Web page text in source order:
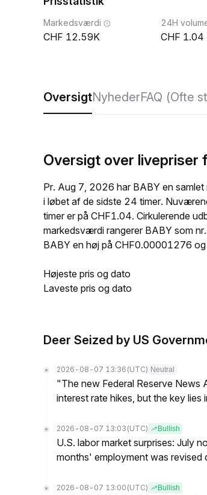
Markedsværdi
12.59K
24H
1.04
OversigtNyhederFAQ (Ofte
Oversigt over livepriser
Pr. Aug 7, 2026 har BABY en
i løbet af de sidste 24 timer.
timer er på CHF1.04. Cirkulerende
markedsværdi rangerer BABY som
BABY en høj på CHF0.00001276
Højeste pris og dato
Laveste pris og dato
Deer Seized by US
2026-08-07 13:36 (UTC) Neutral
"The new Federal Reserve News
interest rate hikes, but the key lies
2026-08-07 13:03 (UTC) Bullish
U.S. labor market surprises: July
months' employment was revised
2026-08-07 13:00 (UTC) Bullish